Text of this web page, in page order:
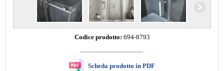
Codice prodotto: 694-8793
Scheda prodotto in PDF